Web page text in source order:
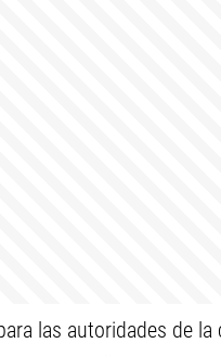
las autoridades de la